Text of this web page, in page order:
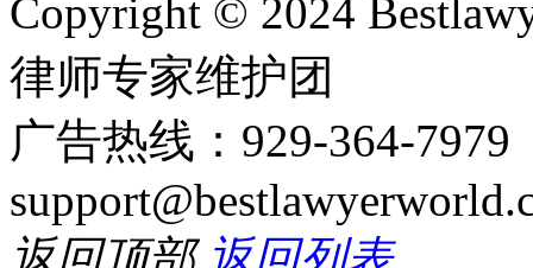
Copyright © 2024
律师专家维护团
广告热线：929-364-
返回顶部 返回列表